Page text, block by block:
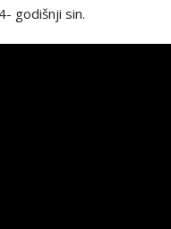
godišnji sin.